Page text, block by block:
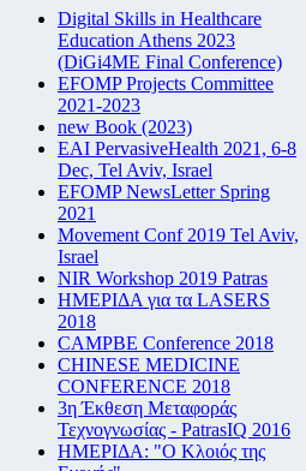
Digital Skills in Healthcare
Education Athens 2023
(DiGi4ME Final Conference)
EFOMP Projects Committee
2021-2023
new Book (2023)
EAI PervasiveHealth 2021, 6-8
Dec, Tel Aviv, Israel
EFOMP NewsLetter Spring
2021
Movement Conf 2019 Tel Aviv,
Israel
NIR Workshop 2019 Patras
ΗΜΕΡΙΔΑ για τα LASERS
2018
CAMPBE Conference 2018
CHINESE MEDICINE
CONFERENCE 2018
3η Έκθεση Μεταφοράς
Τεχνογνωσίας - PatrasIQ 2016
ΗΜΕΡΙΔΑ: "Ο Κλοιός της